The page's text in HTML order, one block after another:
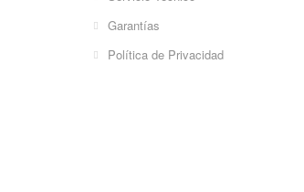
Garantías
Política de Privacidad